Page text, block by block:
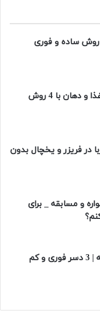
از بین بردن بوی سیر در غذا و دهان با 4 روش
در فریزر و یخچال بدون
و مسابقه _ برای
طرز تهیه دسر ساده با ژله | 3 دسر فوری و کم